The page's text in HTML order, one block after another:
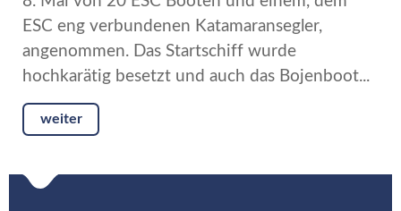
ESC eng verbundenen Katamaransegler,
angenommen. Das Startschiff wurde
hochkarätig besetzt und auch das Bojenboot...
weiter